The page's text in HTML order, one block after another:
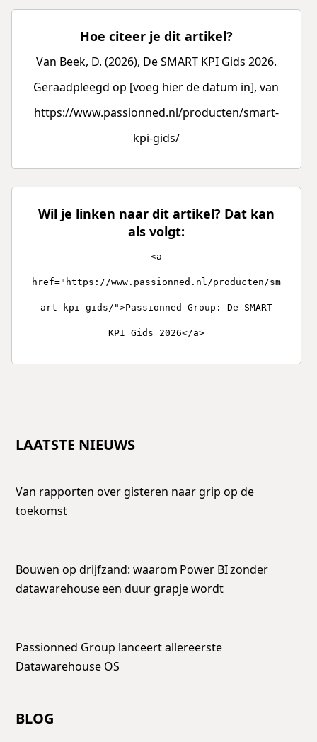
Hoe citeer je dit artikel?
Van Beek, D. (2026), De SMART KPI Gids 2026.
Geraadpleegd op [voeg hier de datum in], van
https://www.passionned.nl/producten/smart-
kpi-gids/
Wil je linken naar dit artikel? Dat kan
als volgt:
<a
href="https://www.passionned.nl/producten/sm
art-kpi-gids/">Passionned Group: De SMART
KPI Gids 2026</a>
LAATSTE NIEUWS
Van rapporten over gisteren naar grip op de
toekomst
Bouwen op drijfzand: waarom Power BI zonder
datawarehouse een duur grapje wordt
Passionned Group lanceert allereerste
Datawarehouse OS
BLOG